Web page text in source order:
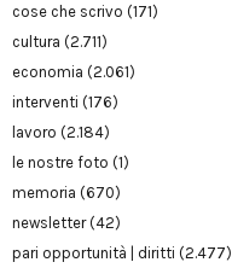
cose che scrivo (171)
cultura (2.711)
economia (2.061)
interventi (176)
lavoro (2.184)
le nostre foto (1)
memoria (670)
newsletter(42)
pari opportunità | diritti (2.477)